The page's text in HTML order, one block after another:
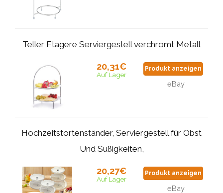
Teller Etagere Serviergestell verchromt Metall
20,31€
Auf Lager
Produkt anzeigen
eBay
Hochzeitstortenständer, Serviergestell für Obst
Und Süßigkeiten,
20,27€
Auf Lager
Produkt anzeigen
eBay